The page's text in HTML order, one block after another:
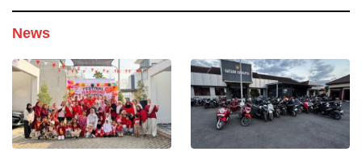
News